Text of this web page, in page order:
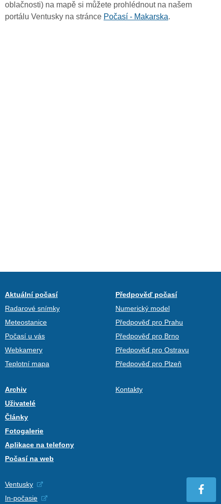
oblačnosti) na mapě si můžete prohlédnout na našem
portálu Ventusky na stránce Počasí - Makarska.
Aktuální počasí
Radarové snímky
Meteostanice
Počasí u vás
Webkamery
Teplotní mapa
Předpověď počasí
Numerický model
Předpověď pro Prahu
Předpověď pro Brno
Předpověď pro Ostravu
Předpověď pro Plzeň
Archiv
Uživatelé
Články
Fotogalerie
Aplikace na telefony
Počasí na web
Kontakty
Ventusky
In-počasie